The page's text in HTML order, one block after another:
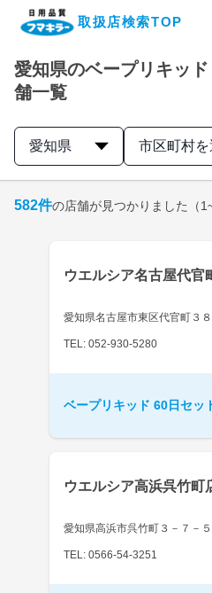
取扱店検索TOP
企業・IR情報サイト
製品情報サイト
取扱店検索はこちら
愛知県のベープリキッ
舗一覧
愛知県 市区町村を
582件の店舗が見つかりました （
ウエルシア名古屋代官
愛知県名古屋市東区代官町３８
TEL: 052-930-5280
ベープリキッド 60日セッ
ウエルシア高浜呉竹町
愛知県高浜市呉竹町３－７－５
TEL: 0566-54-3251